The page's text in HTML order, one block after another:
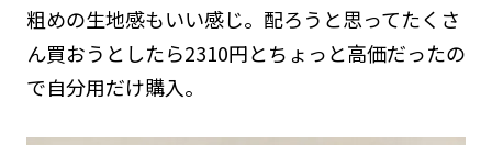
粗めの生地感もいい感じ。配ろうと思ってたくさ
ん買おうとしたら2310円とちょっと高価だったの
で自分用だけ購入。